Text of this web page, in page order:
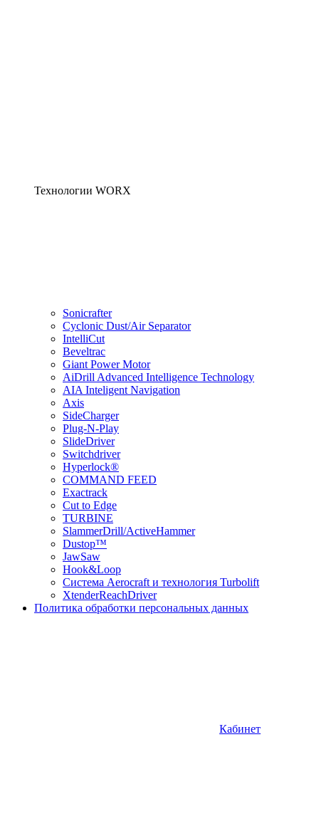
Технологии WORX
Sonicrafter
Cyclonic Dust/Air Separator
IntelliCut
Beveltrac
Giant Power Motor
AiDrill Advanced Intelligence Technology
AIA Inteligent Navigation
Axis
SideCharger
Plug-N-Play
SlideDriver
Switchdriver
Hyperlock®
COMMAND FEED
Exactrack
Cut to Edge
TURBINE
SlammerDrill/ActiveHammer
Dustop™
JawSaw
Hook&Loop
Cистема Aerocraft и технология Turbolift
XtenderReachDriver
Политика обработки персональных данных
Кабинет